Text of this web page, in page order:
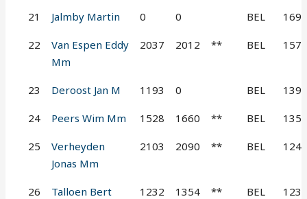
21 Jalmby Martin 0 0 BEL 169
22
Van Espen Eddy
Mm
2037 2012 ** BEL 157
23 Deroost Jan M 1193 0 BEL 139
24 Peers Wim Mm 1528 1660 ** BEL 135
25
Verheyden
Jonas Mm
2103 2090 ** BEL 124
26
Talloen Bert
1232 1354 ** BEL 123